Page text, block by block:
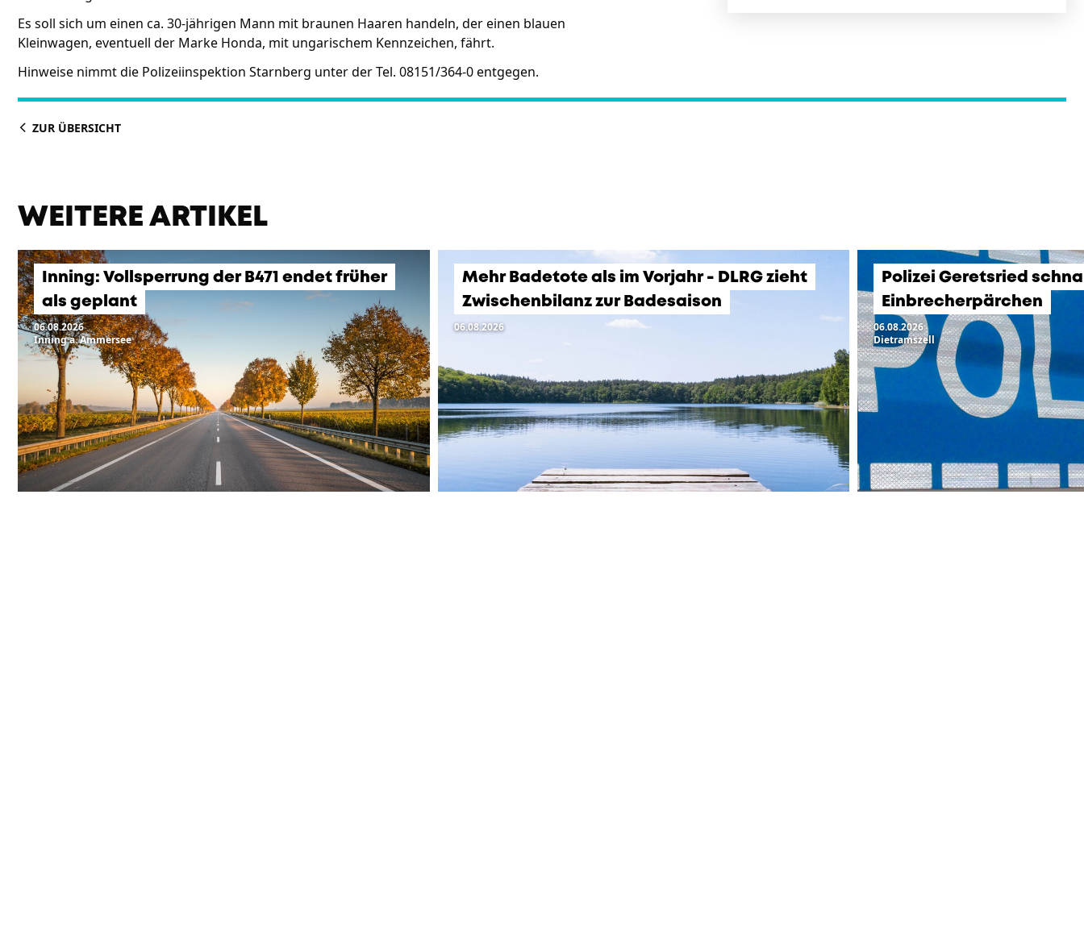
Es soll sich um einen ca. 30-jährigen Mann mit braunen Haaren handeln, der einen blauen
Kleinwagen, eventuell der Marke Honda, mit ungarischem Kennzeichen, fährt.
Hinweise nimmt die Polizeiinspektion Starnberg unter der Tel. 08151/364-0 entgegen.
ZUR ÜBERSICHT
WEITERE ARTIKEL
Inning: Vollsperrung der B471 endet früher
als geplant
06.08.2026
Inning a. Ammersee
Mehr Badetote als im Vorjahr - DLRG zieht
Zwischenbilanz zur Badesaison
06.08.2026
Polizei Geretsried
Einbrecherpärchen
06.08.2026
Dietramszell